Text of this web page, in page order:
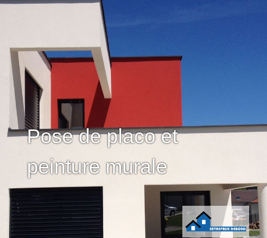
Pose de placo et
peinture murale